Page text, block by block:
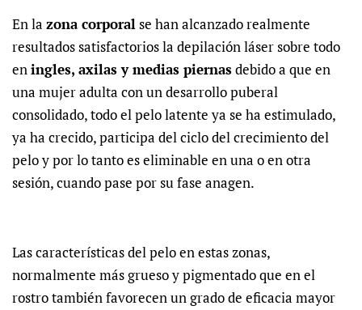
En la zona corporalse han alcanzado realmente
resultados satisfactorios la depilación lásersobre todo
eningles, axilas y medias piernasdebido a que en
una mujer adulta con un desarrollo puberal
consolidado, todo el pelo latente ya se ha estimulado,
ya ha crecido, participa del ciclo del crecimiento del
pelo y por lo tanto es eliminable en una o en otra
sesión, cuando pase por su fase anagen.
Las características del pelo en estas zonas,
normalmente más grueso y pigmentado que en el
rostro también favorecen un grado de eficacia mayor